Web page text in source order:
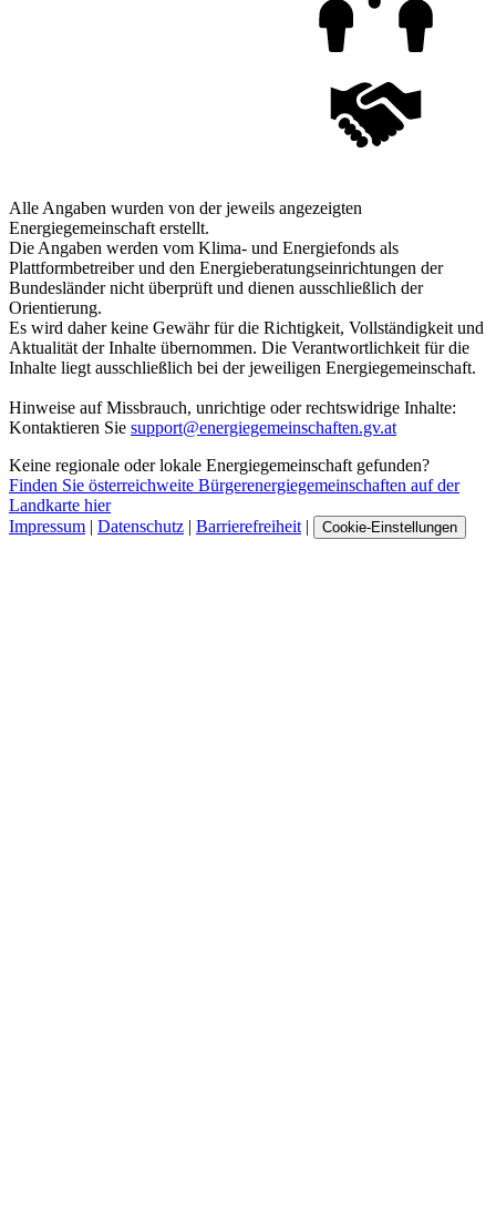
Alle Angaben wurden von der jeweils angezeigten
Energiegemeinschaft erstellt.
Die Angaben werden vom Klima- und Energiefonds als
Plattformbetreiber und den Energieberatungseinrichtungen der
Bundesländer nicht überprüft und dienen ausschließlich der
Orientierung.
Es wird daher keine Gewähr für die Richtigkeit, Vollständigkeit und
Aktualität der Inhalte übernommen. Die Verantwortlichkeit für die
Inhalte liegt ausschließlich bei der jeweiligen Energiegemeinschaft.
Hinweise auf Missbrauch, unrichtige oder rechtswidrige Inhalte:
Kontaktieren Sie support@energiegemeinschaften.gv.at
Keine regionale oder lokale Energiegemeinschaft gefunden?
Finden Sie österreichweite Bürgerenergiegemeinschaften auf der
Landkarte hier
Impressum | Datenschutz | Barrierefreiheit | Cookie-Einstellungen